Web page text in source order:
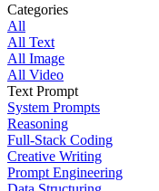
Categories
All
All Text
All Image
All Video
Text Prompt
System Prompts
Reasoning
Full-Stack Coding
Creative Writing
Prompt Engineering